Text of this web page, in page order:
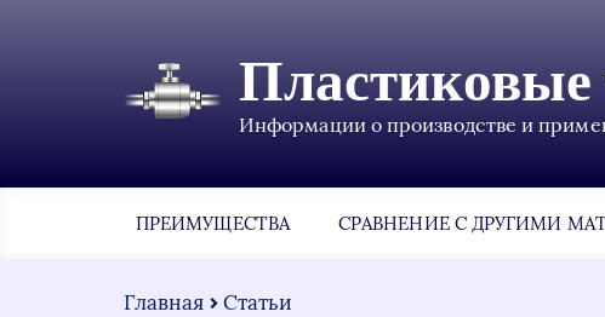
Информации о производстве и
ПРЕИМУЩЕСТВА СРАВНЕНИЕ С ДРУГИМИ
Главная Статьи